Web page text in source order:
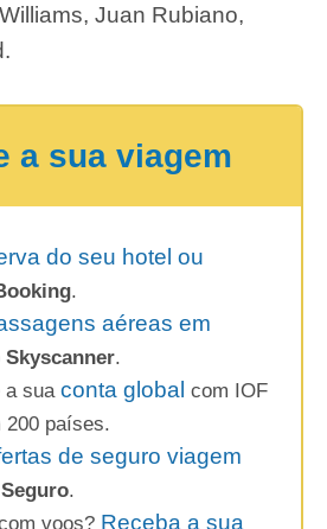
Juan Rubiano,
a sua viagem
do seu hotel ou
.
aéreas em
Skyscanner.
sua conta global com IOF
200 países.
de seguro viagem
.
voos? Receba a sua